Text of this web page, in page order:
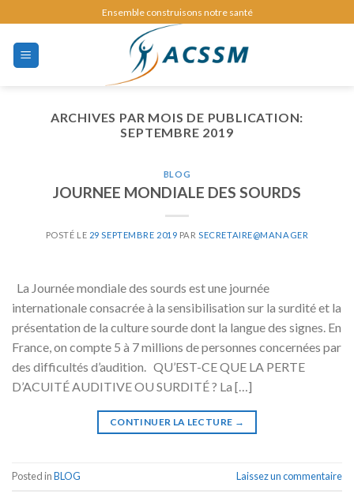
to
content
Ensemble construisons notre santé
ARCHIVES PAR MOIS DE PUBLICATION:
SEPTEMBRE 2019
BLOG
JOURNEE MONDIALE DES SOURDS
POSTÉ LE 29 SEPTEMBRE 2019 PAR SECRETAIRE@MANAGER
La Journée mondiale des sourds est une journée
internationale consacrée à la sensibilisation sur la surdité et la
présentation de la culture sourde dont la langue des signes. En
France, on compte 5 à 7 millions de personnes concernées par
des difficultés d’audition. QU’EST-CE QUE LA PERTE
D’ACUITÉ AUDITIVE OU SURDITÉ ? La […]
CONTINUER LA LECTURE →
Posted inBLOG Laissez un commentaire